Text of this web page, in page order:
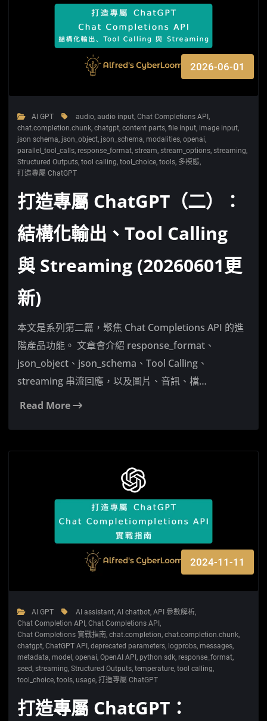
2026-06-01
Al GPT audio,audio input,Chat Completions API,
chat.completion.chunk,chatgpt,content parts,file input, image input,
json schema, json_object, json_schema,modalities,openai,
parallel_tool_calls, response_format,stream,stream_options,streaming,
Structured Outputs,tool calling,tool_choice,tools, 多模態,
打造專屬 ChatGPT
打造專屬 ChatGPT（二）：
結構化輸出、Tool Calling
與 Streaming (20260601更
新)
本文是系列第二篇，聚焦 Chat Completions API 的進
階產品功能。 文章會介紹 response_format、
json_object、json_schema、Tool Calling、
streaming 串流回應，以及圖片、音訊、檔…
Read More
2024-11-11
Al GPT AI assistant,AI chatbot,API 參數解析,
Chat Completion API,Chat Completions API,
Chat Completions 實戰指南,chat.completion,chat.completion.chunk,
chatgpt,ChatGPT API,deprecated parameters, logprobs,messages,
metadata,model,openai,OpenAI API, python sdk, response_format,
seed,streaming,Structured Outputs,temperature,tool calling,
tool_choice,tools,usage,打造專屬 ChatGPT
打造專屬 ChatGPT：